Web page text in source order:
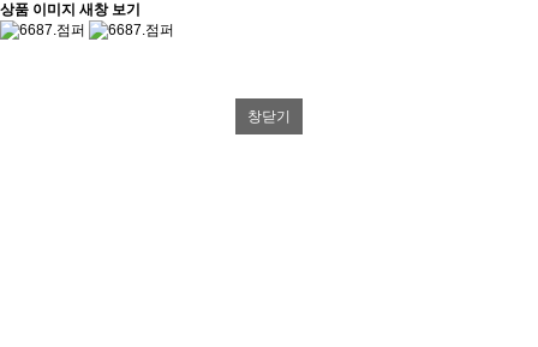
상품 이미지 새창 보기
창닫기